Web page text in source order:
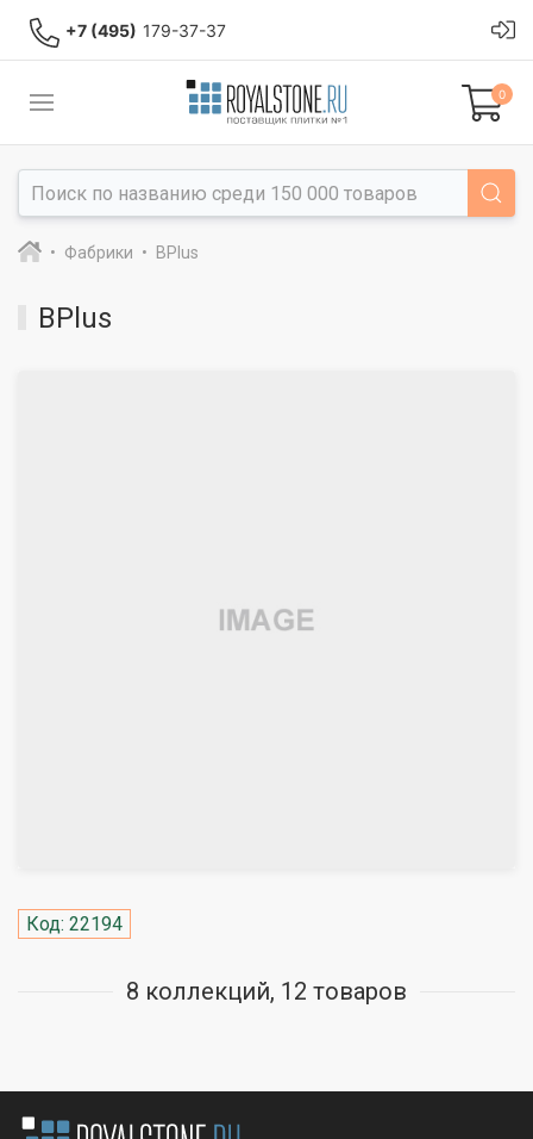
+7 (495) 179-37-37
0
Фабрики BPlus
BPlus
Код: 22194
8 коллекций, 12 товаров